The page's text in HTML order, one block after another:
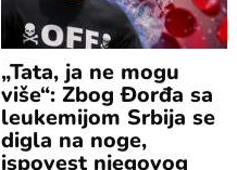
„Tata, ja ne mogu
više“: Zbog Đorđa sa
leukemijom Srbija se
digla na noge,
ispovest njegovog